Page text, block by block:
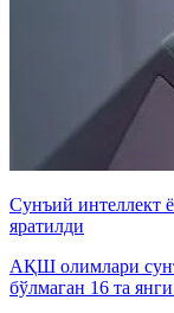
Сунъий интеллект
яратилди
АҚШ олимлари
бўлмаган 16 та